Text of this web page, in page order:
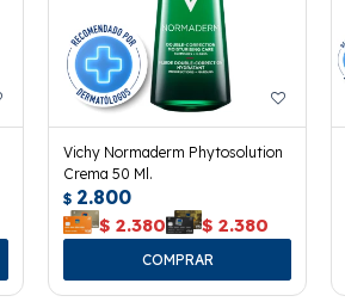
Vichy Normaderm Phytosolution
Crema 50 Ml.
$ 2.800
$ 2.380 $ 2.380